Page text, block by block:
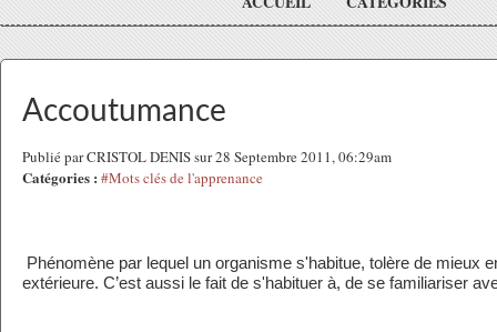
Accoutumance
Publié par CRISTOL DENIS sur 28 Septembre 2011, 06:29am
Catégories : #Mots clés de l'apprenance
Phénomène par lequel un organisme s'habitue, tolère de mieux
extérieure. C’est aussi le fait de s'habituer à, de se familiariser